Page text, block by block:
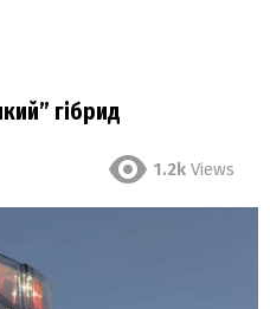
гібрид
1.2k Views